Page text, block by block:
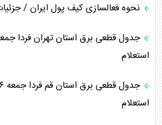
نحوه فعالسازی کیف پول ایران /
استعلام
استعلام